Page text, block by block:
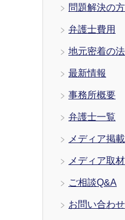
問題解決の
弁護士費用
地元密着の
最新情報
事務所概要
弁護士一覧
メディア掲載
メディア取
ご相談Q&A
お問い合わせ